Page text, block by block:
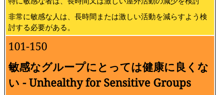
非常に敏感な人は、長時間または激しい活動を減らすよう検
討する必要がある。
101-150
敏感なグループにとっては健康に良くな
い - Unhealthy for Sensitive Groups